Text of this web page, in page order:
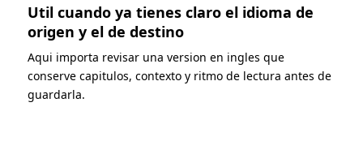
Util cuando ya tienes claro el idioma de
origen y el de destino
Aqui importa revisar una version en ingles que
conserve capitulos, contexto y ritmo de lectura antes de
guardarla.